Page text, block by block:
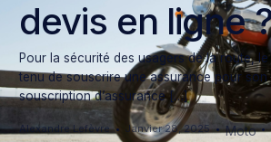
devis en ligne
Pour la sécurité des usagers de la route,
tenu de souscrire une assurance pour son
souscription d’assurance […]
Alexandre Lefèvre Janvier 28, 2025 Moto